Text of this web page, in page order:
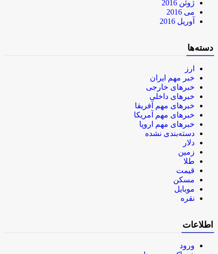
ژوئن 2016
می 2016
آوریل 2016
دسته‌ها
ارز
خبر مهم ایران
خبرهای خارجی
خبرهای داخلی
خبرهای مهم آفریقا
خبرهای مهم آمریکا
خبرهای مهم اروپا
دسته‌بندی نشده
دلار
زمین
طلا
قیمت
مسکن
موبایل
نقره
اطلاعات
ورود